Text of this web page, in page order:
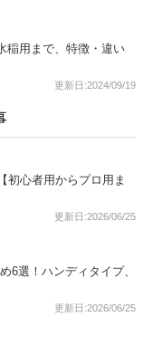
稲用まで、特徴・違い
更新日:2024/09/19
初心者用からプロ用ま
更新日:2026/06/25
6選！ハンディタイプ、
更新日:2026/06/25